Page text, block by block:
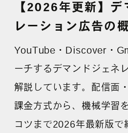
無料診断実施中
Webマーケティング
【2026年更新】デ
レーション広告の
YouTube・Discover・
ーチするデマンドジェネ
解説しています。配信面
課金方式から、機械学習
コツまで2026年最新版で